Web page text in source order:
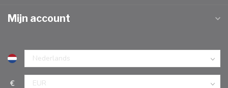
Mijn account
€